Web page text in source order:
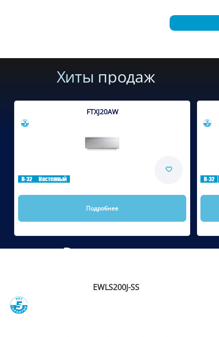
Хиты продаж
FTXJ20AW
R-32 Настенный
Подробнее
R-32
Рекомендуем
EWLS200J-SS